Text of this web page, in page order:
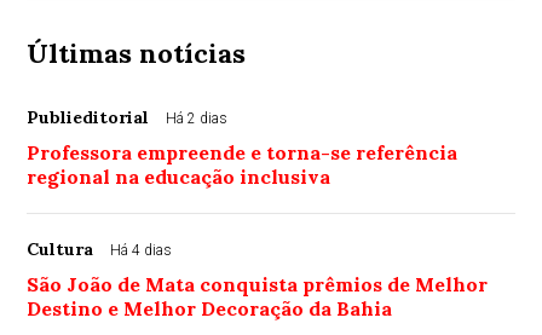
Últimas notícias
Publieditorial Há 2 dias
Professora empreende e torna-se referência
regional na educação inclusiva
Cultura Há 4 dias
São João de Mata conquista prêmios de Melhor
Destino e Melhor Decoração da Bahia